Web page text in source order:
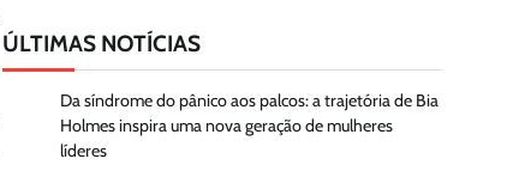
ÚLTIMAS NOTÍCIAS
Da síndrome do pânico aos palcos: a trajetória de Bia
Holmes inspira uma nova geração de mulheres
líderes